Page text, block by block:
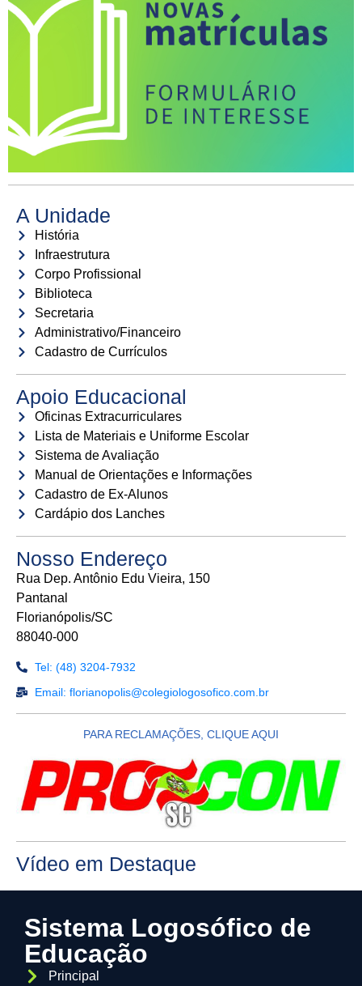
A Unidade
História
Infraestrutura
Corpo Profissional
Biblioteca
Secretaria
Administrativo/Financeiro
Cadastro de Currículos
Apoio Educacional
Oficinas Extracurriculares
Lista de Materiais e Uniforme Escolar
Sistema de Avaliação
Manual de Orientações e Informações
Cadastro de Ex-Alunos
Cardápio dos Lanches
Nosso Endereço
Rua Dep. Antônio Edu Vieira, 150
Pantanal
Florianópolis/SC
88040-000
Tel: (48) 3204-7932
Email: florianopolis@colegiologosofico.com.br
PARA RECLAMAÇÕES, CLIQUE AQUI
Vídeo em Destaque
Sistema Logosófico de
Educação
Principal